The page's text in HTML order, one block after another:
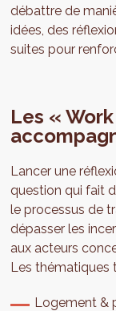
débattre de
idées, des
suites pour
Les «
Lancer une
question qui fait
le processus de
dépasser les
aux acteurs
Les thématiques
Logement &